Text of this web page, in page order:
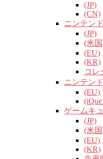
(JP)
(CN)
ニンテン
(JP)
(米
(EU)
(KR)
コレ
ニンテン
(EU)
ゲームキ
(JP)
(米
(EU)
(KR)